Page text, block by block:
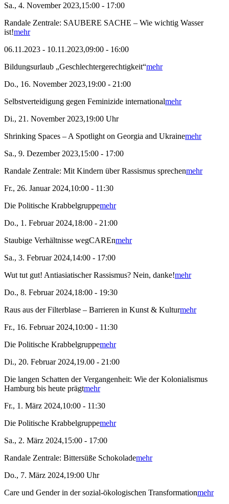
Sa., 4. November 2023,15:00 - 17:00
Randale Zentrale: SAUBERE SACHE – Wie wichtig Wasser
ist!mehr
06.11.2023 - 10.11.2023,09:00 - 16:00
Bildungsurlaub „Geschlechtergerechtigkeit“mehr
Do., 16. November 2023,19:00 - 21:00
Selbstverteidigung gegen Feminizide internationalmehr
Di., 21. November 2023,19:00 Uhr
Shrinking Spaces – A Spotlight on Georgia and Ukrainemehr
Sa., 9. Dezember 2023,15:00 - 17:00
Randale Zentrale: Mit Kindern über Rassismus sprechenmehr
Fr., 26. Januar 2024,10:00 - 11:30
Die Politische Krabbelgruppemehr
Do., 1. Februar 2024,18:00 - 21:00
Staubige Verhältnisse wegCAREnmehr
Sa., 3. Februar 2024,14:00 - 17:00
Wut tut gut! Antiasiatischer Rassismus? Nein, danke!mehr
Do., 8. Februar 2024,18:00 - 19:30
Raus aus der Filterblase – Barrieren in Kunst & Kulturmehr
Fr., 16. Februar 2024,10:00 - 11:30
Die Politische Krabbelgruppemehr
Di., 20. Februar 2024,19.00 - 21:00
Die langen Schatten der Vergangenheit: Wie der Kolonialismus
Hamburg bis heute prägtmehr
Fr., 1. März 2024,10:00 - 11:30
Die Politische Krabbelgruppemehr
Sa., 2. März 2024,15:00 - 17:00
Randale Zentrale: Bittersüße Schokolademehr
Do., 7. März 2024,19:00 Uhr
Care und Gender in der sozial-ökologischen Transformationmehr